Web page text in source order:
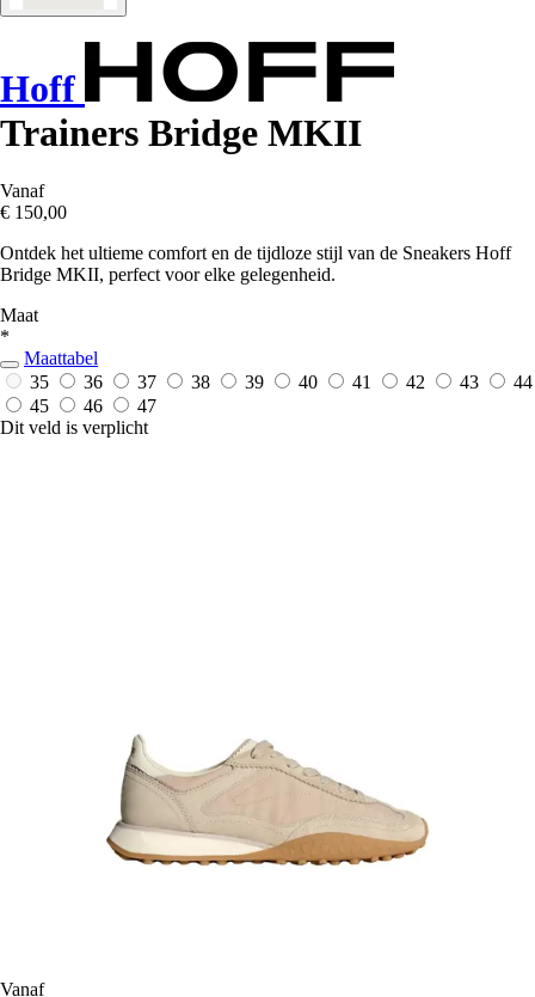
Hoff
Trainers Bridge MKII
Vanaf
€ 150,00
Ontdek het ultieme comfort en de tijdloze stijl van de Sneakers Hoff
Bridge MKII, perfect voor elke gelegenheid.
Maat
*
Maattabel
35
36 37 38 39 40 41 42 43
44
45
46
47
Dit veld is verplicht
Vanaf